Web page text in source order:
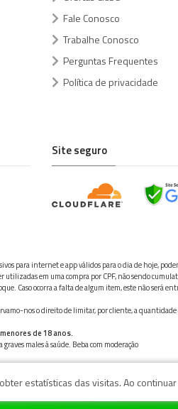
Fale Conosco
Trabalhe Conosco
Perguntas Frequentes
Política de privacidade
Site seguro
para internet e app válidos para o dia de hoje,
utilizadas em uma compra por CPF, não sendo
Caso ocorra a falta de algum item, este não será
nos o direito de limitar, por cliente, a
de 18 anos.
males à saúde. Beba com moderação
estatísticas das visitas. Ao